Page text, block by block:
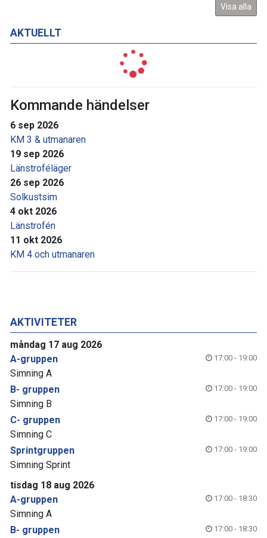
Visa alla
AKTUELLT
Kommande händelser
6 sep 2026
KM 3 & utmanaren
19 sep 2026
Länstroféläger
26 sep 2026
Solkustsim
4 okt 2026
Länstrofén
11 okt 2026
KM 4 och utmanaren
AKTIVITETER
måndag 17 aug 2026
A-gruppen
17:00 - 19:00
Simning A
B- gruppen
17:00 - 19:00
Simning B
C- gruppen
17:00 - 19:00
Simning C
Sprintgruppen
17:00 - 19:00
Simning Sprint
tisdag 18 aug 2026
A-gruppen
17:00 - 18:30
Simning A
B- gruppen
17:00 - 18:30